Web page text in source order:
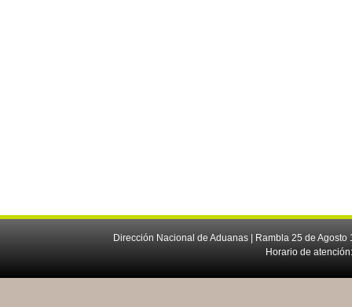
Dirección Nacional de Aduanas | Rambla 25 de
Horario de